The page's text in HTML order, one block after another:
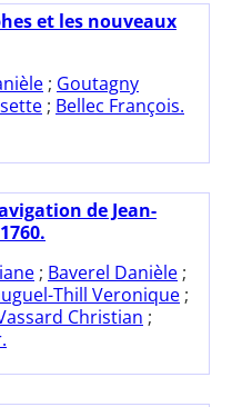
et les nouveaux
; Goutagny
; Bellec François.
de Jean-
; Baverel Danièle ;
Thill Veronique ;
Christian ;